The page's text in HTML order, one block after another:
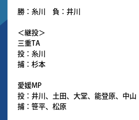
勝：糸川 負：井川
＜継投＞
三重TA
投：糸川
捕：杉本
愛媛MP
投：井川、土田、大堂、能登原、中山
捕：笹平、松原